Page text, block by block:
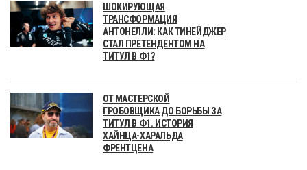
ШОКИРУЮЩАЯ
ТРАНСФОРМАЦИЯ
АНТОНЕЛЛИ: КАК ТИНЕЙДЖЕР
СТАЛ ПРЕТЕНДЕНТОМ НА
ТИТУЛ В Ф1?
ОТ МАСТЕРСКОЙ
ГРОБОВЩИКА ДО БОРЬБЫ ЗА
ТИТУЛ В Ф1. ИСТОРИЯ
ХАЙНЦА-ХАРАЛЬДА
ФРЕНТЦЕНА